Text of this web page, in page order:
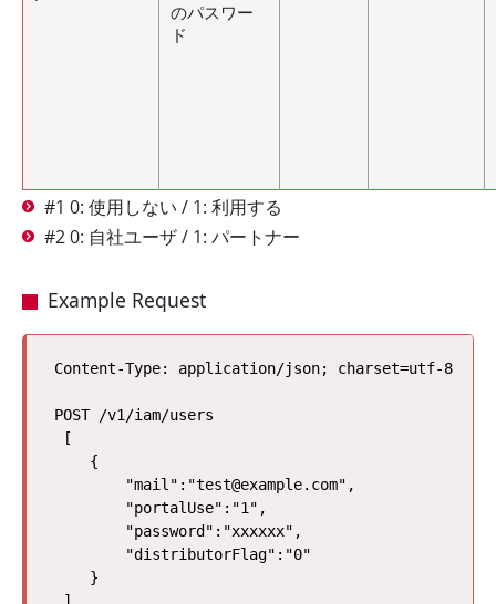
のパスワー
ド
#1 0: 使用しない / 1: 利用する
#2 0: 自社ユーザ / 1: パートナー
Example Request
Content-Type: application/json; charset=utf-8
POST /v1/iam/users
[
    {
        "mail":"test@example.com",
        "portalUse":"1",
        "password":"xxxxxx",
        "distributorFlag":"0"
    }